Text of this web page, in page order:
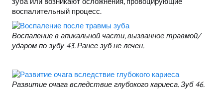
воспалительный процесс.
Воспаление в апикальной части, вызванное травмой/
ударом по зубу 43. Ранее зуб не лечен.
Развитие очага вследствие глубокого кариеса. Зуб 46.